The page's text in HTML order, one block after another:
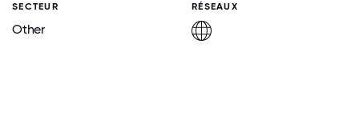
SECTEUR
Other
RÉSEAUX